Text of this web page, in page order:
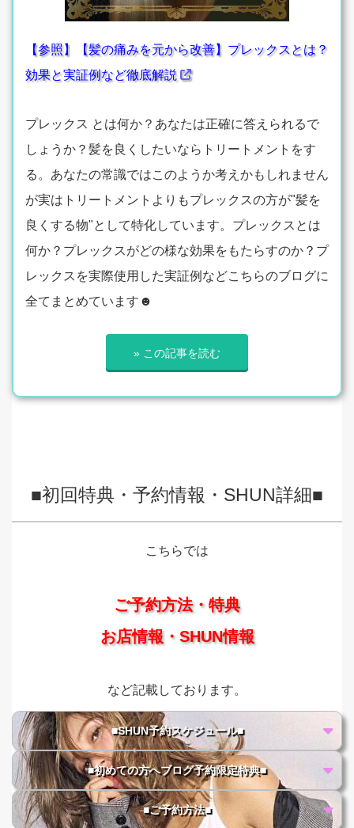
【参照】【髪の痛みを元から改善】プレックスとは？
効果と実証例など徹底解説
プレックス とは何か？あなたは正確に答えられるで
しょうか？髪を良くしたいならトリートメントをす
る。あなたの常識ではこのようか考えかもしれません
が実はトリートメントよりもプレックスの方が"髪を
良くする物"として特化しています。プレックスとは
何か？プレックスがどの様な効果をもたらすのか？プ
レックスを実際使用した実証例などこちらのブログに
全てまとめています☻
» この記事を読む
■初回特典・予約情報・SHUN詳細■
こちらでは
ご予約方法・特典
お店情報・SHUN情報
など記載しております。
■SHUN予約スケジュール■
■初めての方へブログ予約限定特典■
■ご予約方法■